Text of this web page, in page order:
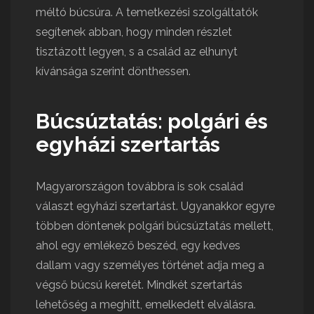
méltó búcsúra. A temetkezési szolgáltatók
segítenek abban, hogy minden részlet
tisztázott legyen, s a család az elhunyt
kívánsága szerint dönthessen.
Búcsúztatás: polgári és
egyházi szertartás
Magyarországon továbbra is sok család
választ egyházi szertartást. Ugyanakkor egyre
többen döntenek polgári búcsúztatás mellett,
ahol egy emlékező beszéd, egy kedves
dallam vagy személyes történet adja meg a
végső búcsú keretét. Mindkét szertartás
lehetőség a meghitt, emelkedett elválásra.